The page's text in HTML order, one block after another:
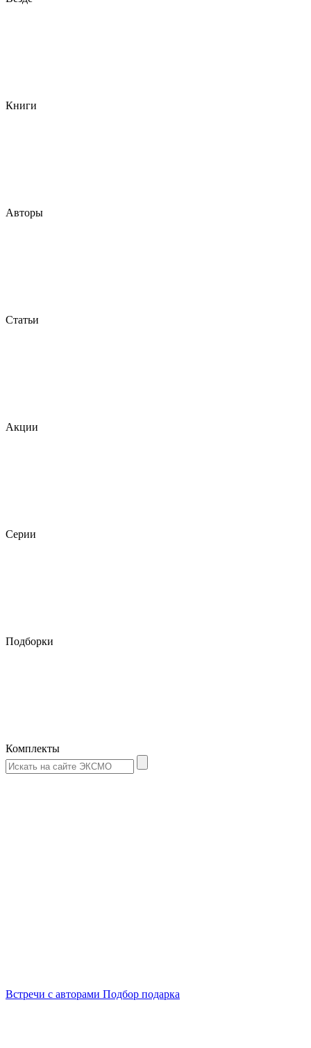
Книги
Авторы
Статьи
Акции
Серии
Подборки
Комплекты
Встречи с авторами Подбор подарка